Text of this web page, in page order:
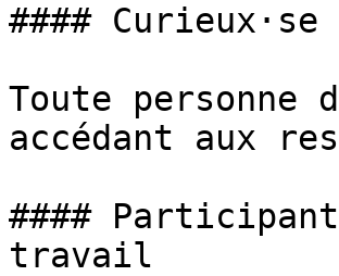
#### Curieux·se
Toute personne
accédant aux
####
travail